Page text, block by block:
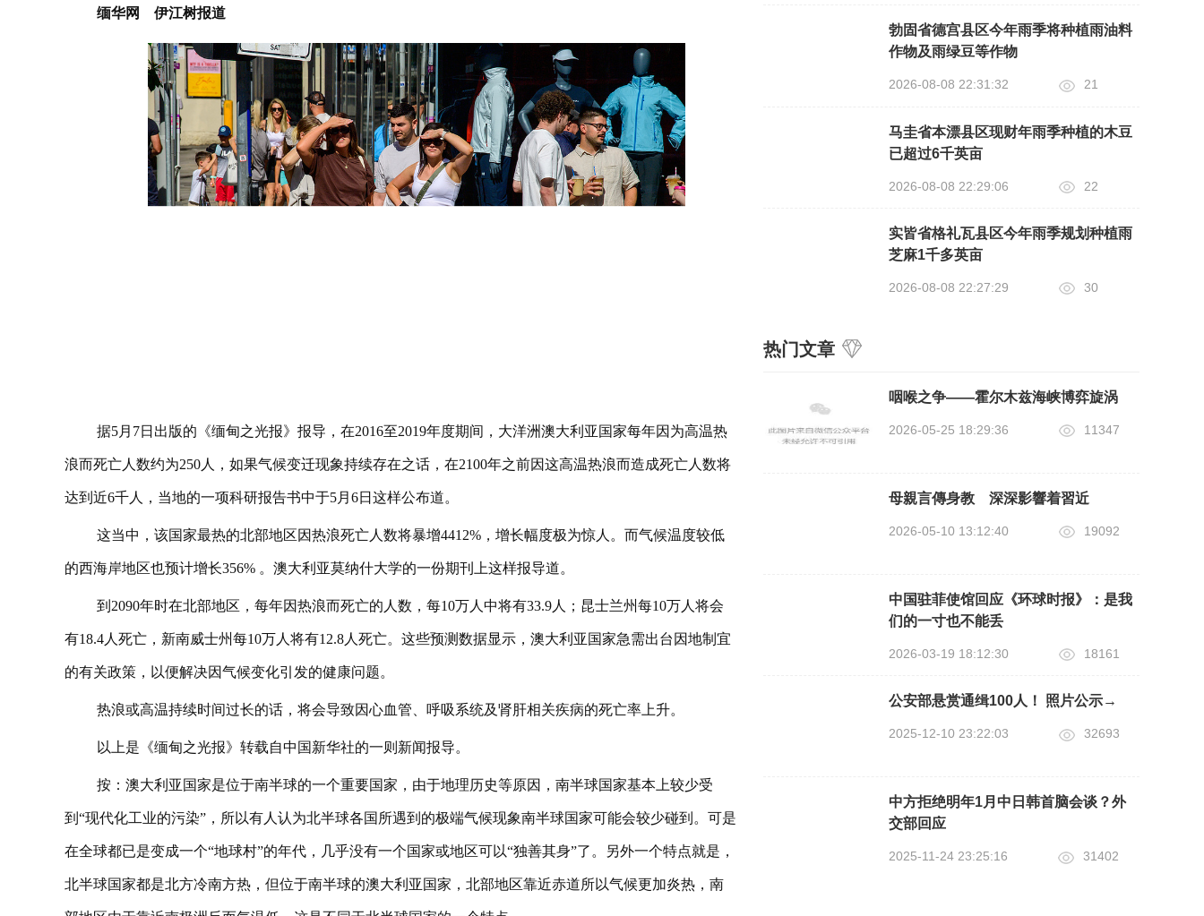
缅华网 伊江树报道
据5月7日出版的《缅甸之光报》报导，在2016至2019年度期间，大洋洲澳大利亚国家每年因为高温热
浪而死亡人数约为250人，如果气候变迁现象持续存在之话，在2100年之前因这高温热浪而造成死亡人数将
达到近6千人，当地的一项科研报告书中于5月6日这样公布道。
这当中，该国家最热的北部地区因热浪死亡人数将暴增4412%，增长幅度极为惊人。而气候温度较低
的西海岸地区也预计增长356% 。澳大利亚莫纳什大学的一份期刊上这样报导道。
到2090年时在北部地区，每年因热浪而死亡的人数，每10万人中将有33.9人；昆士兰州每10万人将会
有18.4人死亡，新南威士州每10万人将有12.8人死亡。这些预测数据显示，澳大利亚国家急需出台因地制宜
的有关政策，以便解决因气候变化引发的健康问题。
热浪或高温持续时间过长的话，将会导致因心血管、呼吸系统及肾肝相关疾病的死亡率上升。
以上是《缅甸之光报》转载自中国新华社的一则新闻报导。
按：澳大利亚国家是位于南半球的一个重要国家，由于地理历史等原因，南半球国家基本上较少受
到“现代化工业的污染”，所以有人认为北半球各国所遇到的极端气候现象南半球国家可能会较少碰到。可是
在全球都已是变成一个“地球村”的年代，几乎没有一个国家或地区可以“独善其身”了。另外一个特点就是，
北半球国家都是北方冷南方热，但位于南半球的澳大利亚国家，北部地区靠近赤道所以气候更加炎热，南
勃固省德宫县区今年雨季将种植雨油料
作物及雨绿豆等作物
2026-08-08 22:31:32 21
马圭省本漂县区现财年雨季种植的木豆
已超过6千英亩
2026-08-08 22:29:06 22
实皆省格礼瓦县区今年雨季规划种植雨
芝麻1千多英亩
2026-08-08 22:27:29 30
热门文章
咽喉之争——霍尔木兹海峡博弈旋涡
2026-05-25 18:29:36 11347
母親言傳身教 深深影響着習近
2026-05-10 13:12:40 19092
中国驻菲使馆回应《环球时报》：是我
们的一寸也不能丢
2026-03-19 18:12:30 18161
公安部悬赏通缉100人！ 照片公示→
2025-12-10 23:22:03 32693
中方拒绝明年1月中日韩首脑会谈？外
交部回应
2025-11-24 23:25:16 31402